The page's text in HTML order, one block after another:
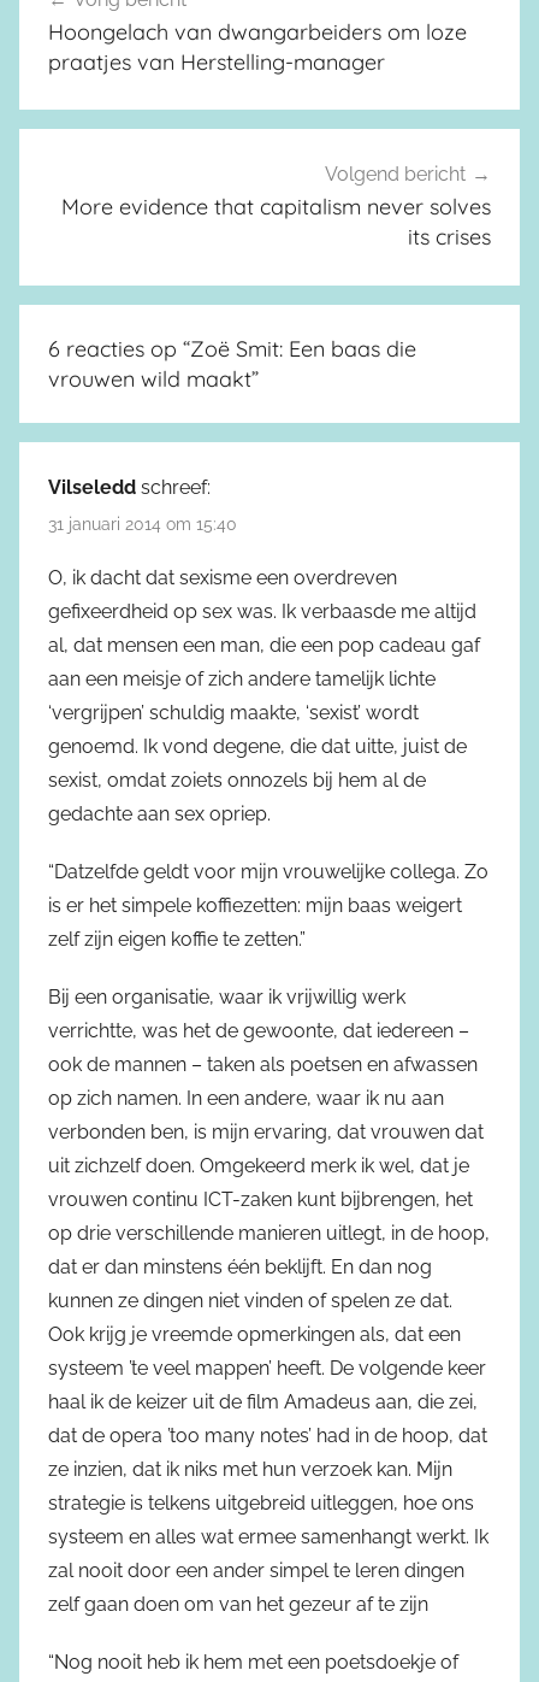
Hoongelach van dwangarbeiders om loze
praatjes van Herstelling-manager
Volgend bericht
More evidence that capitalism never solves
its crises
6 reacties op “Zoë Smit: Een baas die
vrouwen wild maakt”
Vilseledd schreef:
31 januari 2014 om 15:40
O, ik dacht dat sexisme een overdreven
gefixeerdheid op sex was. Ik verbaasde me altijd
al, dat mensen een man, die een pop cadeau gaf
aan een meisje of zich andere tamelijk lichte
‘vergrijpen’ schuldig maakte, ‘sexist’ wordt
genoemd. Ik vond degene, die dat uitte, juist de
sexist, omdat zoiets onnozels bij hem al de
gedachte aan sex opriep.
“Datzelfde geldt voor mijn vrouwelijke collega. Zo
is er het simpele koffiezetten: mijn baas weigert
zelf zijn eigen koffie te zetten.”
Bij een organisatie, waar ik vrijwillig werk
verrichtte, was het de gewoonte, dat iedereen –
ook de mannen – taken als poetsen en afwassen
op zich namen. In een andere, waar ik nu aan
verbonden ben, is mijn ervaring, dat vrouwen dat
uit zichzelf doen. Omgekeerd merk ik wel, dat je
vrouwen continu ICT-zaken kunt bijbrengen, het
op drie verschillende manieren uitlegt, in de hoop,
dat er dan minstens één beklijft. En dan nog
kunnen ze dingen niet vinden of spelen ze dat.
Ook krijg je vreemde opmerkingen als, dat een
systeem ’te veel mappen’ heeft. De volgende keer
haal ik de keizer uit de film Amadeus aan, die zei,
dat de opera ’too many notes’ had in de hoop, dat
ze inzien, dat ik niks met hun verzoek kan. Mijn
strategie is telkens uitgebreid uitleggen, hoe ons
systeem en alles wat ermee samenhangt werkt. Ik
zal nooit door een ander simpel te leren dingen
zelf gaan doen om van het gezeur af te zijn
“Nog nooit heb ik hem met een poetsdoekje of